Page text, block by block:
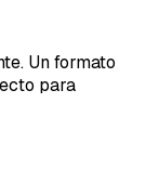
Un formato
para